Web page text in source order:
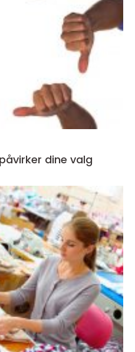
dine valg